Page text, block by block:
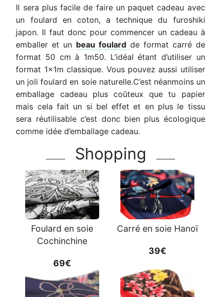
Il sera plus facile de faire un paquet cadeau avec
un foulard en coton, a technique du furoshiki
japon. Il faut donc pour commencer un cadeau à
emballer et un beau foulard de format carré de
format 50 cm à 1m50. L’idéal étant d’utiliser un
format 1x1m classique. Vous pouvez aussi utiliser
un joli foulard en soie naturelle.C’est néanmoins un
emballage cadeau plus coûteux que tu papier
mais cela fait un si bel effet et en plus le tissu
sera réutilisable c’est donc bien plus écologique
comme idée d’emballage cadeau.
Shopping
Foulard en soie
Cochinchine
69€
Carré en soie Hanoï
39€